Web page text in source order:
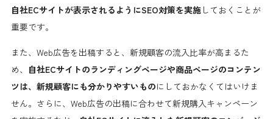
自社ECサイトが表示されるようにSEO対策を実施しておくことが
重要です。
また、Web広告を出稿すると、新規顧客の流入比率が高まるた
め、
自社ECサイトのランディングページや商品ページのコンテン
ツは、新規顧客にも分かりやすいものにしておかなくてはいけま
せん。さらに、Web広告の出稿に合わせて新規購入キャンペーン